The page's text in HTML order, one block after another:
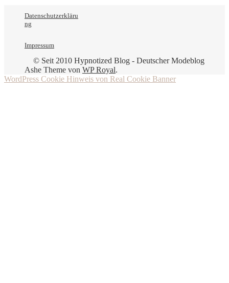
Datenschutzerkläru
ng
Impressum
© Seit 2010 Hypnotized Blog - Deutscher Modeblog
Ashe Theme von WP Royal.
WordPress Cookie Hinweis von Real Cookie Banner